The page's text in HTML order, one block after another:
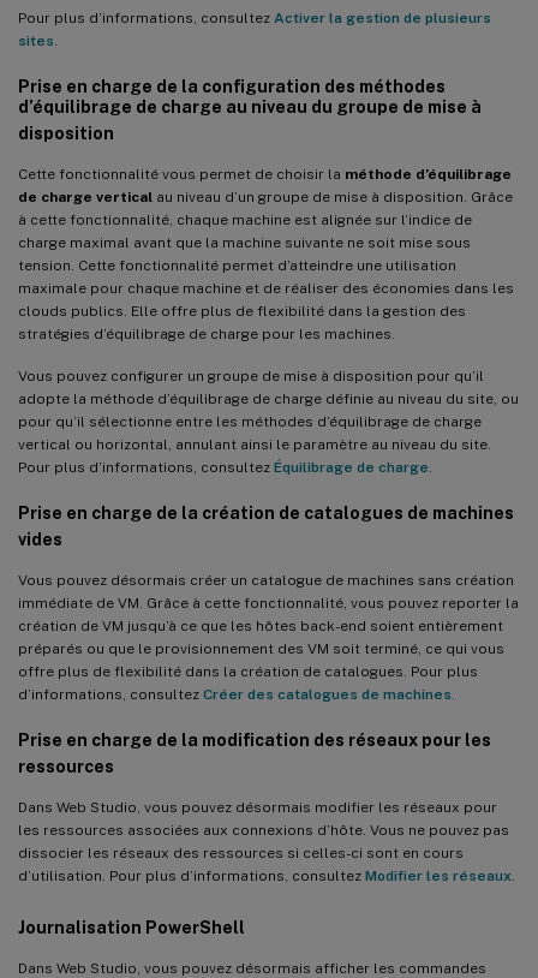
Pour plus d’informations, consultez Activer la gestion de plusieurs
sites
Prise en charge de la configuration des méthodes
d’équilibrage de charge au niveau du groupe de mise à
disposition
Cette fonctionnalité vous permet de choisir la méthode d’équilibrage
de charge vertical au niveau d’un groupe de mise à disposition. Grâce
à cette fonctionnalité, chaque machine est alignée sur l’indice de
charge maximal avant que la machine suivante ne soit mise sous
tension. Cette fonctionnalité permet d’atteindre une utilisation
maximale pour chaque machine et de réaliser des économies dans les
clouds publics. Elle offre plus de flexibilité dans la gestion des
stratégies d’équilibrage de charge pour les machines.
Vous pouvez configurer un groupe de mise à disposition pour qu’il
adopte la méthode d’équilibrage de charge définie au niveau du site, ou
pour qu’il sélectionne entre les méthodes d’équilibrage de charge
vertical ou horizontal, annulant ainsi le paramètre au niveau du site.
Pour plus d’informations, consultez Équilibrage de charge
Prise en charge de la création de catalogues de machines
vides
Vous pouvez désormais créer un catalogue de machines sans création
immédiate de VM. Grâce à cette fonctionnalité, vous pouvez reporter la
création de VM jusqu’à ce que les hôtes back-end soient entièrement
préparés ou que le provisionnement des VM soit terminé, ce qui vous
offre plus de flexibilité dans la création de catalogues. Pour plus
d’informations, consultez Créer des catalogues de machines
Prise en charge de la modification des réseaux pour les
ressources
Dans Web Studio, vous pouvez désormais modifier les réseaux pour
les ressources associées aux connexions d’hôte. Vous ne pouvez pas
dissocier les réseaux des ressources si celles-ci sont en cours
d’utilisation. Pour plus d’informations, consultez Modifier les réseaux
Journalisation PowerShell
Dans Web Studio, vous pouvez désormais afficher les commandes